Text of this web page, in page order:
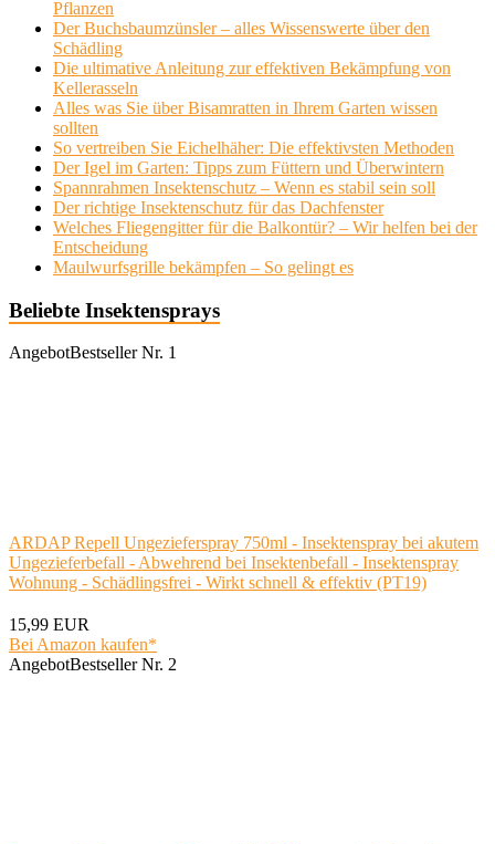
Pflanzen
Der Buchsbaumzünsler – alles Wissenswerte über den
Schädling
Die ultimative Anleitung zur effektiven Bekämpfung von
Kellerasseln
Alles was Sie über Bisamratten in Ihrem Garten wissen
sollten
So vertreiben Sie Eichelhäher: Die effektivsten Methoden
Der Igel im Garten: Tipps zum Füttern und Überwintern
Spannrahmen Insektenschutz – Wenn es stabil sein soll
Der richtige Insektenschutz für das Dachfenster
Welches Fliegengitter für die Balkontür? – Wir helfen bei der
Entscheidung
Maulwurfsgrille bekämpfen – So gelingt es
Beliebte Insektensprays
AngebotBestseller Nr. 1
ARDAP Repell Ungezieferspray 750ml - Insektenspray bei akutem
Ungezieferbefall - Abwehrend bei Insektenbefall - Insektenspray
Wohnung - Schädlingsfrei - Wirkt schnell & effektiv (PT19)
15,99 EUR
Bei Amazon kaufen*
AngebotBestseller Nr. 2